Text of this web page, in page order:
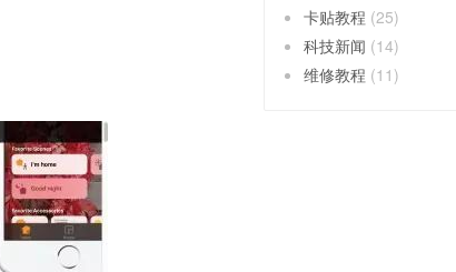
卡贴教程 (25)
科技新闻 (14)
维修教程 (11)